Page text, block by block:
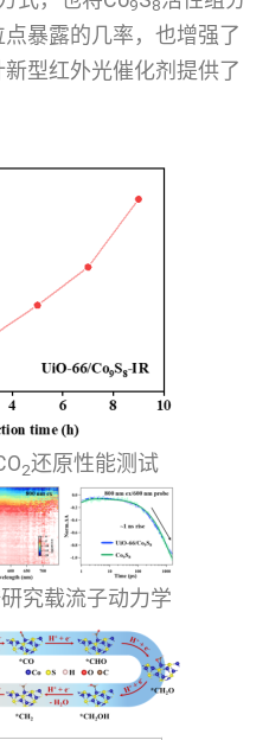
9 8
暴露的几率，也增强了
型红外光催化剂提供了
2还原性能测试
究载流子动力学